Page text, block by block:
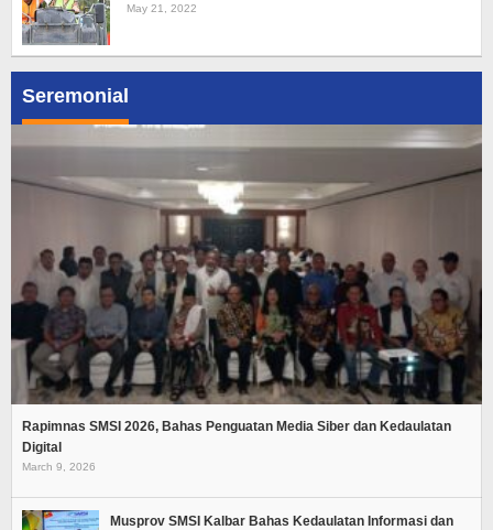
Seremonial
Rapimnas SMSI 2026, Bahas Penguatan Media Siber dan Kedaulatan
Digital
March 9, 2026
Musprov SMSI Kalbar Bahas Kedaulatan Informasi dan
May 21, 2022